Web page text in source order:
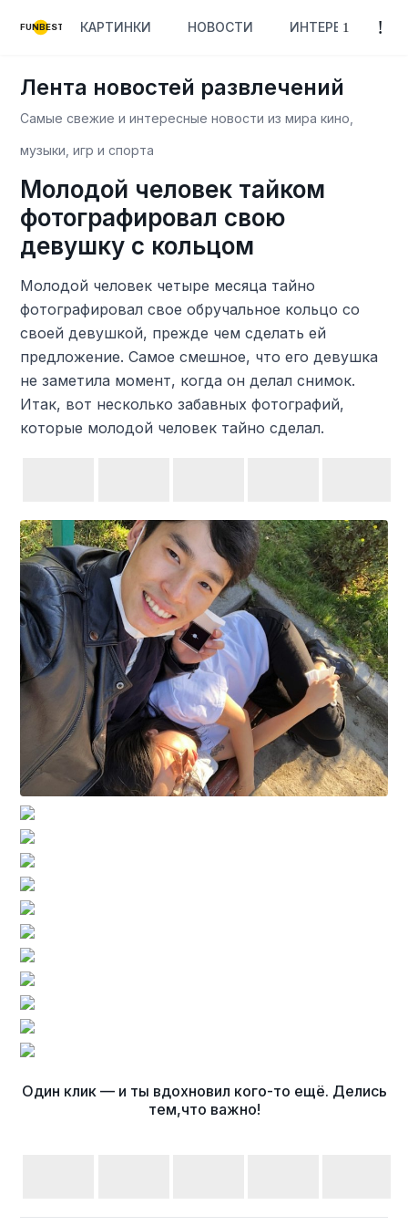
FUNBEST КАРТИНКИ НОВОСТИ ИНТЕРЕСНОЕ
Лента новостей развлечений
Самые свежие и интересные новости из мира кино,
музыки, игр и спорта
Молодой человек тайком
фотографировал свою
девушку с кольцом
Молодой человек четыре месяца тайно
фотографировал свое обручальное кольцо со
своей девушкой, прежде чем сделать ей
предложение. Самое смешное, что его девушка
не заметила момент, когда он делал снимок.
Итак, вот несколько забавных фотографий,
которые молодой человек тайно сделал.